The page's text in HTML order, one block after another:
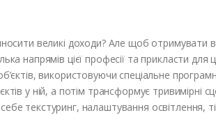
великі доходи? Але щоб отримувати
напрямів цієї професії та прикласти
використовуючи спеціальне
у ній, а потім трансформує тривимірні
текстуринг, налаштування освітлення,